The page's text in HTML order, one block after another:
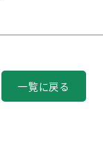
一覧に戻る